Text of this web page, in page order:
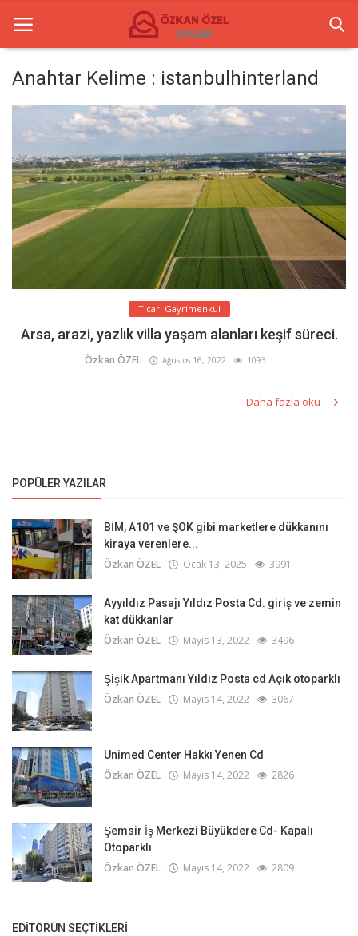
Anasayfa
Ticari Merkezler
Ticari Gayrimenkul
İletişim
Anahtar Kelime : istanbulhinterland
Ticari Gayrimenkul
Arsa, arazi, yazlık villa yaşam alanları keşif süreci.
Özkan ÖZEL Ağustos 16, 2022 1093
Daha fazla oku
POPÜLER YAZILAR
BİM, A101 ve ŞOK gibi marketlere dükkanını
kiraya verenlere...
Özkan ÖZEL Ocak 13, 2025 3991
Ayyıldız Pasajı Yıldız Posta Cd. giriş ve zemin
kat dükkanlar
Özkan ÖZEL Mayıs 13, 2022 3496
Şişik Apartmanı Yıldız Posta cd Açık otoparklı
Özkan ÖZEL Mayıs 14, 2022 3067
Unimed Center Hakkı Yenen Cd
Özkan ÖZEL Mayıs 14, 2022 2826
Şemsir İş Merkezi Büyükdere Cd- Kapalı
Otoparklı
Özkan ÖZEL Mayıs 14, 2022 2809
EDITÖRÜN SEÇTIKLERI